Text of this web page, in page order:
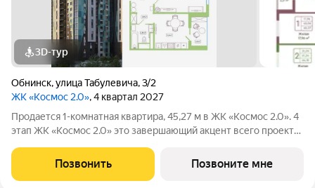
3D-тур
Обнинск,улица Табулевича,3/2
ЖК «Космос 2.0», 4 квартал 2027
Продается 1-комнатная квартира, 45,27 м в ЖК «Космос 2.0». 4
этап ЖК «Космос 2.0» это завершающий акцент всего проекта.
архитектурой и продуманной средой для жизни. Проект
создан для тех, кто любит
Позвонить Позвоните мне